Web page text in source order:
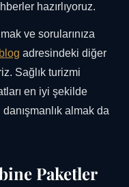
hazırlıyoruz.
ve sorularınıza
adresindeki diğer
Sağlık turizmi
en iyi şekilde
almak da
Paketler